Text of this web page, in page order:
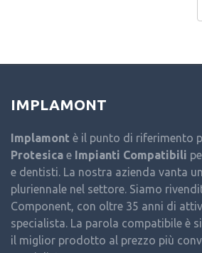
IMPLAMONT
Implamont è il punto di riferimento
Protesica e Impianti Compatibili
e dentisti. La nostra azienda vanta
pluriennale nel settore. Siamo
Component, con oltre 35 anni di
specialista. La parola compatibile è
il miglior prodotto al prezzo più